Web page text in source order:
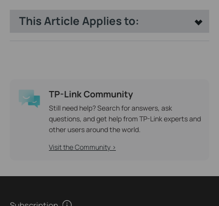
This Article Applies to:
TP-Link Community
Still need help? Search for answers, ask
questions, and get help from TP-Link experts and
other users around the world.
Visit the Community >